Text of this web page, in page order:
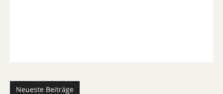
Neueste Beiträge